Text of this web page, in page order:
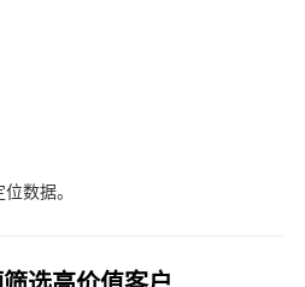
数据。